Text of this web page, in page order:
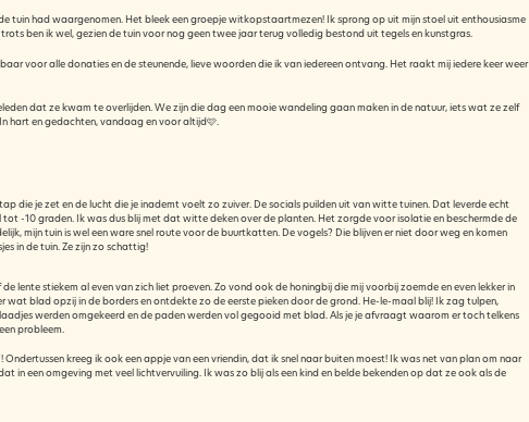
tuin had waargenomen. Het bleek een groepje witkopstaartmezen! Ik sprong op uit mijn stoel uit enthousiasme
trots ben ik wel, gezien de tuin voor nog geen twee jaar terug volledig bestond uit tegels en kunstgras.
voor alle donaties en de steunende, lieve woorden die ik van iedereen ontvang. Het raakt mij iedere keer weer
dat ze kwam te overlijden. We zijn die dag een mooie wandeling gaan maken in de natuur, iets wat ze zelf
hart en gedachten, vandaag en voor altijd🩷.
die je zet en de lucht die je inademt voelt zo zuiver. De socials puilden uit van witte tuinen. Dat leverde echt
-10 graden. Ik was dus blij met dat witte deken over de planten. Het zorgde voor isolatie en beschermde de
mijn tuin is wel een ware snel route voor de buurtkatten. De vogels? Die blijven er niet door weg en komen
in de tuin. Ze zijn zo schattig!
lente stiekem al even van zich liet proeven. Zo vond ook de honingbij die mij voorbij zoemde en even lekker in
wat blad opzij in de borders en ontdekte zo de eerste pieken door de grond. He-le-maal blij! Ik zag tulpen,
werden omgekeerd en de paden werden vol gegooid met blad. Als je je afvraagt waarom er toch telkens
probleem.
kreeg ik ook een appje van een vriendin, dat ik snel naar buiten moest! Ik was net van plan om naar
een omgeving met veel lichtvervuiling. Ik was zo blij als een kind en belde bekenden op dat ze ook als de